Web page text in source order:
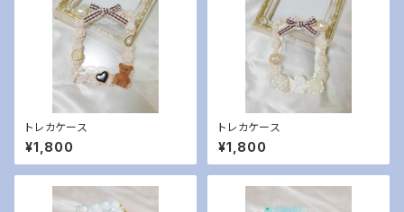
トレカケース
¥1,800
トレカケース
¥1,800